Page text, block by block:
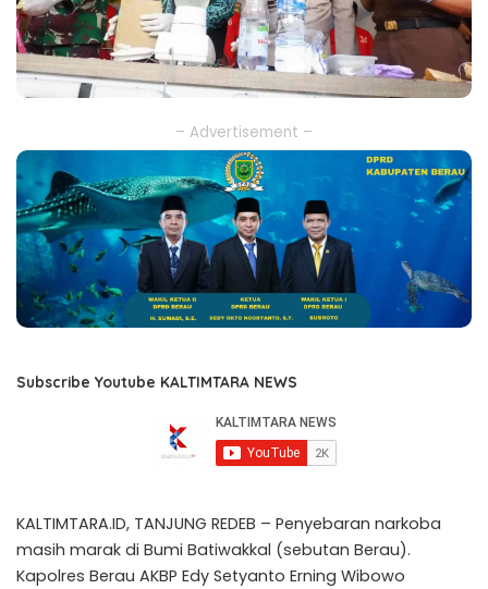
– Advertisement –
Subscribe Youtube KALTIMTARA NEWS
KALTIMTARA.ID, TANJUNG REDEB – Penyebaran narkoba
masih marak di Bumi Batiwakkal (sebutan Berau).
Kapolres Berau AKBP Edy Setyanto Erning Wibowo